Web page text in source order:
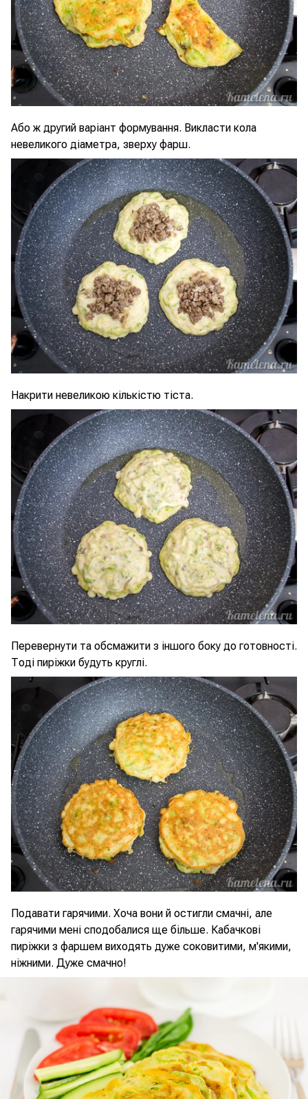
Або ж другий варіант формування. Викласти кола
невеликого діаметра, зверху фарш.
Накрити невеликою кількістю тіста.
Перевернути та обсмажити з іншого боку до готовності.
Тоді пиріжки будуть круглі.
Подавати гарячими. Хоча вони й остигли смачні, але
гарячими мені сподобалися ще більше. Кабачкові
пиріжки з фаршем виходять дуже соковитими, м'якими,
ніжними. Дуже смачно!